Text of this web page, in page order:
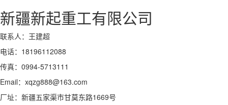
新疆新起重工有限公司
联系人：王建超
电话：18196112088
传真：0994-5713111
Email：xqzg888@163.com
厂址：新疆五家渠市甘莫东路1669号